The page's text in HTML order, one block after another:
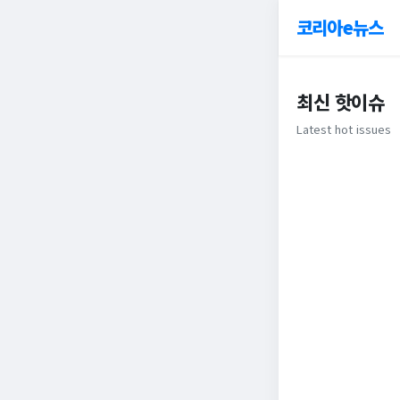
코리아e뉴스
최신 핫이슈
Latest hot issues